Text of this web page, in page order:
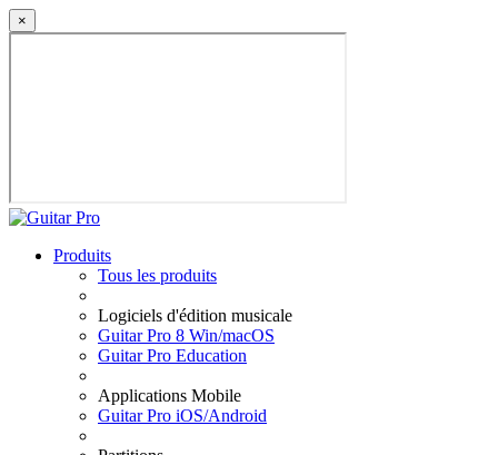
×
Produits
Tous les produits
Logiciels d'édition musicale
Guitar Pro 8 Win/macOS
Guitar Pro Education
Applications Mobile
Guitar Pro iOS/Android